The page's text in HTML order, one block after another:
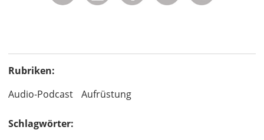
Rubriken:
Audio-Podcast
Aufrüstung
Schlagwörter: